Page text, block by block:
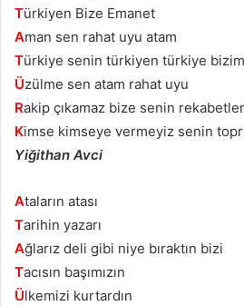
Türkiyen Bize Emanet
Aman sen rahat uyu atam
Türkiye senin türkiyen türkiye
Üzülme sen atam rahat uyu
Rakip çıkamaz bize senin
Kimse kimseye vermeyiz senin
Yiğithan Avci
Ataların atası
Tarihin yazarı
Ağlarız deli gibi niye bıraktın bizi
Tacısın başımızın
Ülkemizi kurtardın